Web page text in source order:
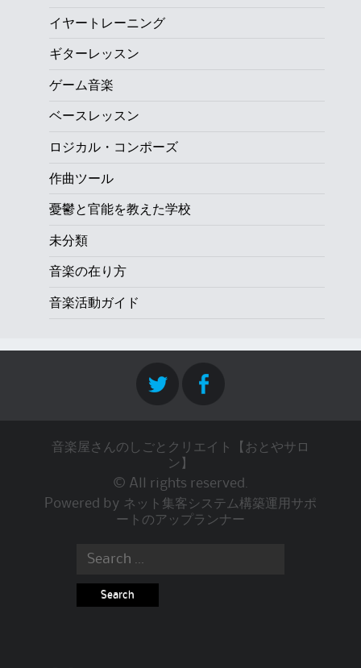
イヤートレーニング
ギターレッスン
ゲーム音楽
ベースレッスン
ロジカル・コンポーズ
作曲ツール
憂鬱と官能を教えた学校
未分類
音楽の在り方
音楽活動ガイド
音楽屋さんのしごとクリエイト【おとやサロ
ン】
© All rights reserved.
Powered by ネット集客システム構築運用サポ
ートのアップランナー
Search